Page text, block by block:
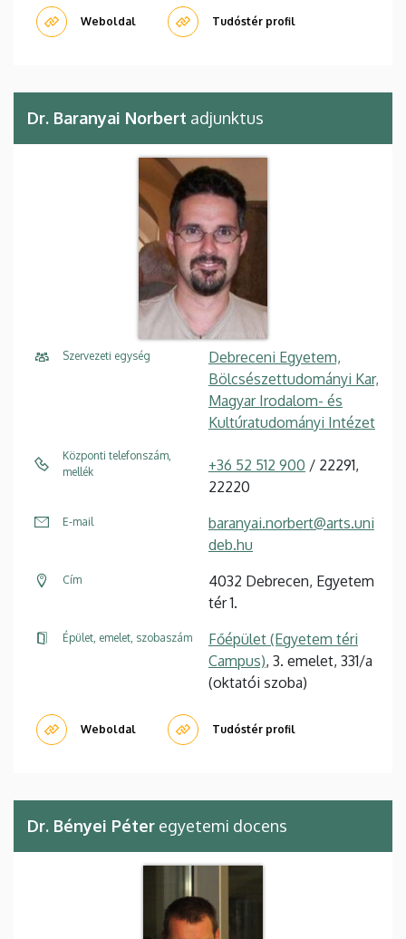
Weboldal Tudóstér profil
Dr. Baranyai Norbert adjunktus
Szervezeti egység
Debreceni Egyetem,
Bölcsészettudományi Kar,
Magyar Irodalom- és
Kultúratudományi Intézet
Központi telefonszám,
mellék
+36 52 512 900 / 22291,
22220
E-mail
baranyai.norbert@arts.uni
deb.hu
Cím
4032 Debrecen, Egyetem
tér 1.
Épület, emelet, szobaszám
Főépület (Egyetem téri
Campus), 3. emelet, 331/a
(oktatói szoba)
Weboldal Tudóstér profil
Dr. Bényei Péter egyetemi docens